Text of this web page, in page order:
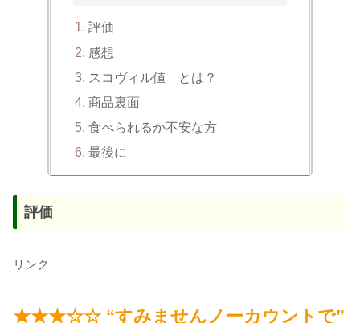
評価
感想
スコヴィル値 とは？
商品裏面
食べられるか不安な方
最後に
評価
リンク
★★★☆☆ “すみませんノーカウントで”